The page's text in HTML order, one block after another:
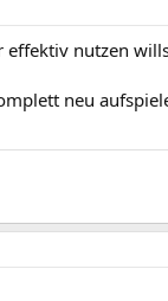
nutzen
neu